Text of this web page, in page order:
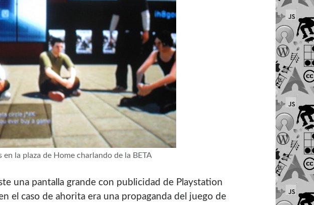
en la plaza de Home charlando de la BETA
una pantalla grande con publicidad de Playstation
el caso de ahorita era una propaganda del juego de